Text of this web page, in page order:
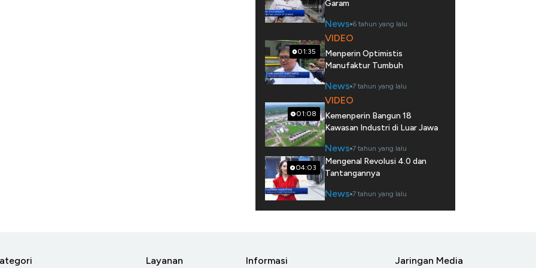
Garam
News 6 tahun yang lalu
01:35
VIDEO
Menperin Optimistis
Manufaktur Tumbuh
News 7 tahun yang lalu
01:08
VIDEO
Kemenperin Bangun 18
Kawasan Industri di Luar Jawa
News 7 tahun yang lalu
04:03
Mengenal Revolusi 4.0 dan
Tantangannya
News 7 tahun yang lalu
Layanan Informasi Jaringan Media